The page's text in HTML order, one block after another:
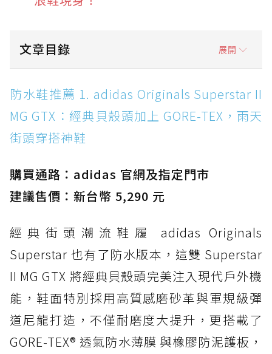
文章目錄 展開
防水鞋推薦 1. adidas Originals Superstar II
MG GTX：經典貝殼頭加上 GORE-TEX，雨天街
頭穿搭神鞋
防水鞋推薦 2. New Balance Hierro v9 GORE-
防水鞋推薦 3. Nike Dunk Low GORE-TEX：
經典 Dunk 輪廓加上防水科技，雨天穿搭帥度不
打折
防水鞋推薦 4. ASICS TRABUCO 14 GTX：搭
載 GORE-TEX 隱形貼合科技，全方位防水神鞋
防水鞋推薦 5. Salomon XT-6 GORE-TEX：潮
人必備山系鞋王！防滑、防水與街頭顏值一次攻
頂
防水鞋推薦 6. HOKA Stinson Evo GTX：越野
復刻厚底，GORE-TEX 防水與增高神器一次滿
防水鞋推薦 1. adidas Originals Superstar II
MG GTX：經典貝殼頭加上 GORE-TEX，雨天
街頭穿搭神鞋
購買通路：adidas 官網及指定門市
建議售價：新台幣 5,290 元
經典街頭潮流鞋履 adidas Originals
Superstar 也有了防水版本，這雙 Superstar
II MG GTX 將經典貝殼頭完美注入現代戶外機
能，鞋面特別採用高質感磨砂革與軍規級彈
道尼龍打造，不僅耐磨度大提升，更搭載了
GORE-TEX® 透氣防水薄膜 與橡膠防泥護板，